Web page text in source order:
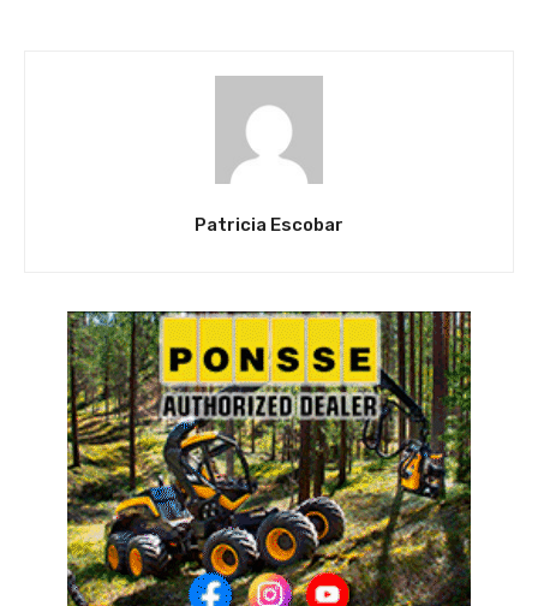
Patricia Escobar